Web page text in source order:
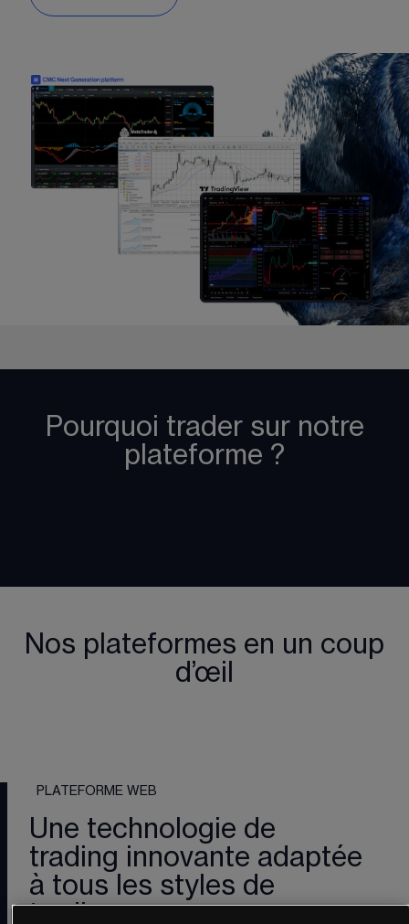
Pourquoi trader sur notre
plateforme ?
Nos plateformes en un coup
d’œil
PLATEFORME WEB
Une technologie de
trading innovante adaptée
à tous les styles de
trading